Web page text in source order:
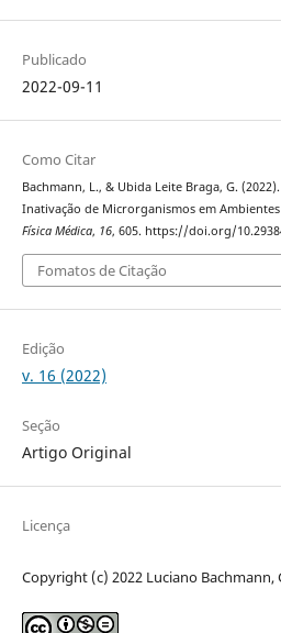
Publicado
2022-09-11
Como Citar
Bachmann, L., & Ubida Leite Braga, G.
Inativação de Microrganismos em
Física Médica, 16, 605. https://doi.org/
Fomatos de Citação
Edição
v. 16 (2022)
Seção
Artigo Original
Licença
Copyright (c) 2022 Luciano